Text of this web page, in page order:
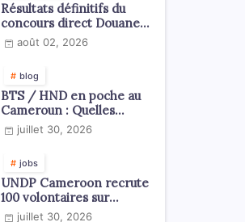
Résultats définitifs du
concours direct Douanes
2026août 02, 2026
blog
BTS / HND en poche au
Cameroun : Quelles
opportunités
professionnelles s'offrent
juillet 30, 2026
jobs
UNDP Cameroon recrute
100 volontaires sur
l'échelle du territoire
juillet 30, 2026